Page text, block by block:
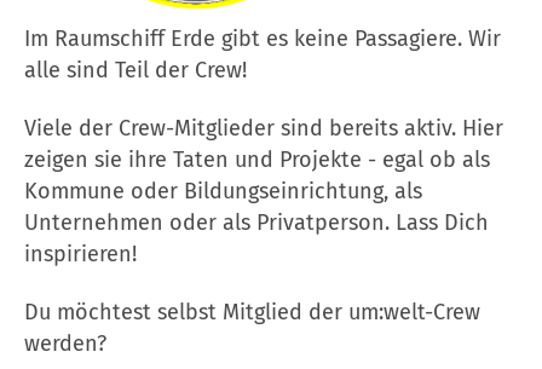
Im Raumschiff Erde gibt es keine Passagiere. Wir
alle sind Teil der Crew!
Viele der Crew-Mitglieder sind bereits aktiv. Hier
zeigen sie ihre Taten und Projekte - egal ob als
Kommune oder Bildungseinrichtung, als
Unternehmen oder als Privatperson. Lass Dich
inspirieren!
Du möchtest selbst Mitglied der um:welt-Crew
werden?